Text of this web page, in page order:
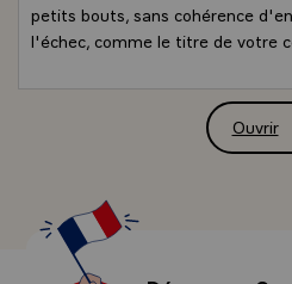
petits bouts, sans cohérence
l'échec, comme le titre de votre
de la protection sociale ou une
compétitivité. Comment ne pas
parler emploi ? Comment
une protection sociale généreuse
travail ?
On me dit aussi que j'en fais
Ouvrir